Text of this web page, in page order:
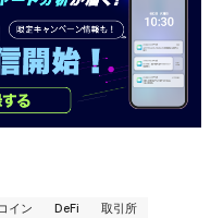
イン DeFi
取引所